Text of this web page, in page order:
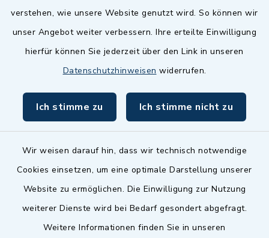
verstehen, wie unsere Website genutzt wird. So können wir
unser Angebot weiter verbessern. Ihre erteilte Einwilligung
hierfür können Sie jederzeit über den Link in unseren
Datenschutzhinweisen widerrufen.
Ich stimme zu Ich stimme nicht zu
Wir weisen darauf hin, dass wir technisch notwendige
Cookies einsetzen, um eine optimale Darstellung unserer
Website zu ermöglichen. Die Einwilligung zur Nutzung
weiterer Dienste wird bei Bedarf gesondert abgefragt.
Weitere Informationen finden Sie in unseren
Zenngrund Allianz
Dillenberggruppe
inixmedia GmbH
Barrierefreiheit